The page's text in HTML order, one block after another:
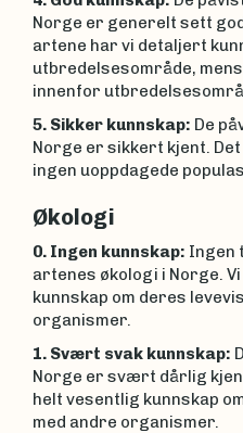
Norge er generelt sett
artene har vi detaljert
utbredelsesområde,
innenfor
5. Sikker kunnskap: De
Norge er sikkert kjent.
ingen uoppdagede
Økologi
0. Ingen kunnskap: Ingen
artenes økologi i Norge.
kunnskap om deres
organismer.
1. Svært svak kunnskap:
Norge er svært dårlig
helt vesentlig kunnskap
med andre organismer.